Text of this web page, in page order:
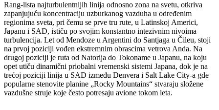
Rang-lista najturbulentnijih linija odnosno zona na svetu, otkriva
zapanjujuću koncentraciju uzburkanog vazduha u određenim
regionima sveta, pri čemu se prve tru rute, u Latinskoj Americi,
Japanu i SAD, ističu po svojim konstantno intezivnim nivoima
turbulencija. Let od Mendoze u Argentini do Santjaga u Čileu, stoji
na prvoj poziciji vođen ekstremnim obrascima vetrova Anda. Na
drugoj poziciji je ruta od Natorija do Tokoname u Japanu, na koju
opet utiču dinamični priobalni vremenski sistemi Japana, dok je na
trećoj poziciji linija u SAD između Denvera i Salt Lake City-a gde
popularne stenovite planine „Rocky Mountains“ stvaraju složene
vazdušne struje koje često potresaju avione tokom leta.